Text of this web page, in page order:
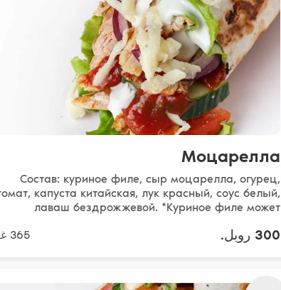
Моцарелла
Состав: куриное филе, сыр моцарелла, огурец,
капуста китайская, лук красный, соус белый,
лаваш бездрожжевой. *Куриное филе может
300 روبل. 365 غرام